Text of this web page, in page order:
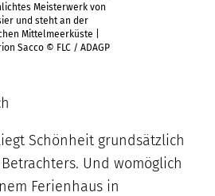
Meisterwerk von
und steht an der
Mittelmeerküste |
Sacco © FLC / ADAGP
Schönheit grundsätzlich
Und womöglich
Ferienhaus in